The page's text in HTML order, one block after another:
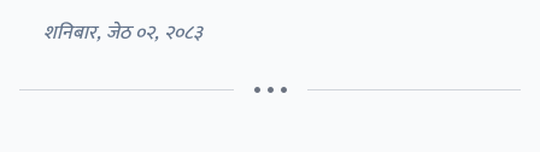
शनिबार, जेठ ०२, २०८३
• • •